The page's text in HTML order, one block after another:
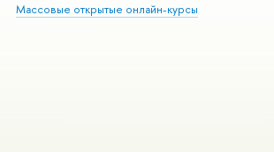
Массовые открытые онлайн-курсы